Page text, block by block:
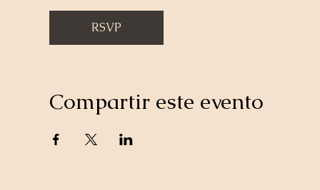
RSVP
Compartir este evento